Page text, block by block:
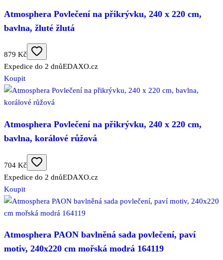
Atmosphera Povlečení na přikrývku, 240 x 220 cm,
bavlna, žluté žlutá
879 Kč
Expedice do 2 dnůEDAXO.cz
Koupit
Atmosphera Povlečení na přikrývku, 240 x 220 cm,
bavlna, korálové růžová
704 Kč
Expedice do 2 dnůEDAXO.cz
Koupit
Atmosphera PAON bavlněná sada povlečení, paví
motiv, 240x220 cm mořská modrá 164119